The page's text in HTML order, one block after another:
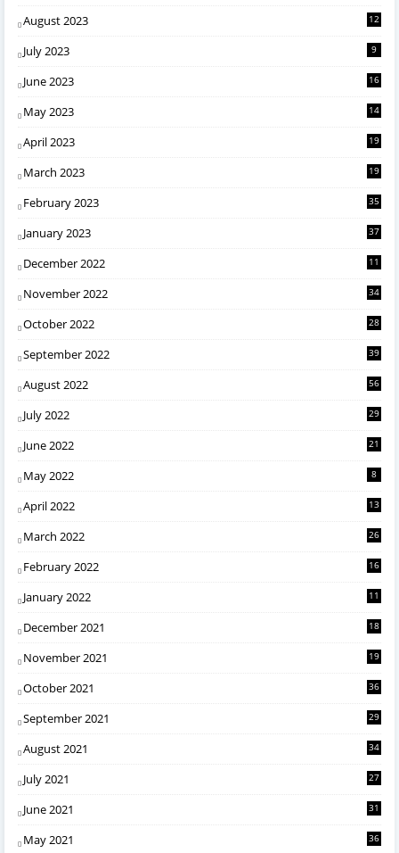
August 2023 12
July 2023 9
June 2023 16
May 2023 14
April 2023 19
March 2023 19
February 2023 35
January 2023 37
December 2022 11
November 2022 34
October 2022 28
September 2022 39
August 2022 56
July 2022 29
June 2022 21
May 2022 8
April 2022 13
March 2022 26
February 2022 16
January 2022 11
December 2021 18
November 2021 19
October 2021 36
September 2021 29
August 2021 34
July 2021 27
June 2021 31
May 2021 36